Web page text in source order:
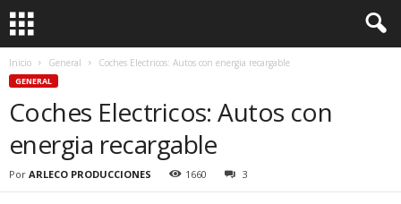
Inicio General Coches Electricos: Autos con energia recargable
GENERAL
Coches Electricos: Autos con
energia recargable
Por ARLECO PRODUCCIONES 1660 3